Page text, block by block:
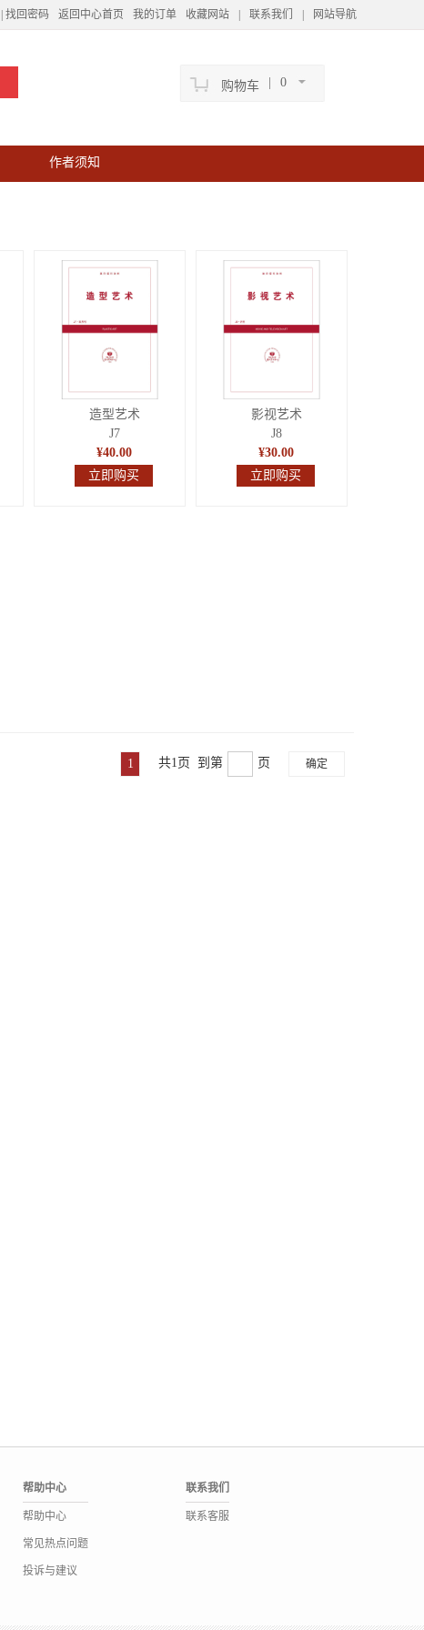
找回密码 返回中心首页 我的订单 收藏网站 联系我们 网站导航
购物车 0
作者须知
造型艺术
J7
¥40.00
立即购买
影视艺术
J8
¥30.00
立即购买
1 共1页 到第 页 确定
帮助中心
帮助中心
常见热点问题
投诉与建议
联系我们
联系客服